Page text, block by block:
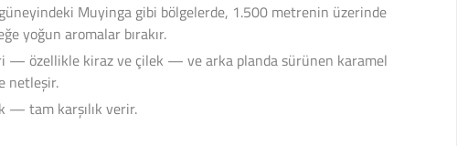
Muyinga gibi bölgelerde, 1.500 metrenin üzerinde
yoğun aromalar bırakır.
— özellikle kiraz ve çilek — ve arka planda sürünen karamel
netleşir.
— tam karşılık verir.